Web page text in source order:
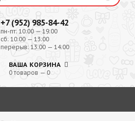
+7 (952) 985-84-42
пн-пт: 10:00 — 19:00
сб: 10:00 — 13:00
перерыв: 13:00 — 14:00
ВАША КОРЗИНА
0 товаров — 0